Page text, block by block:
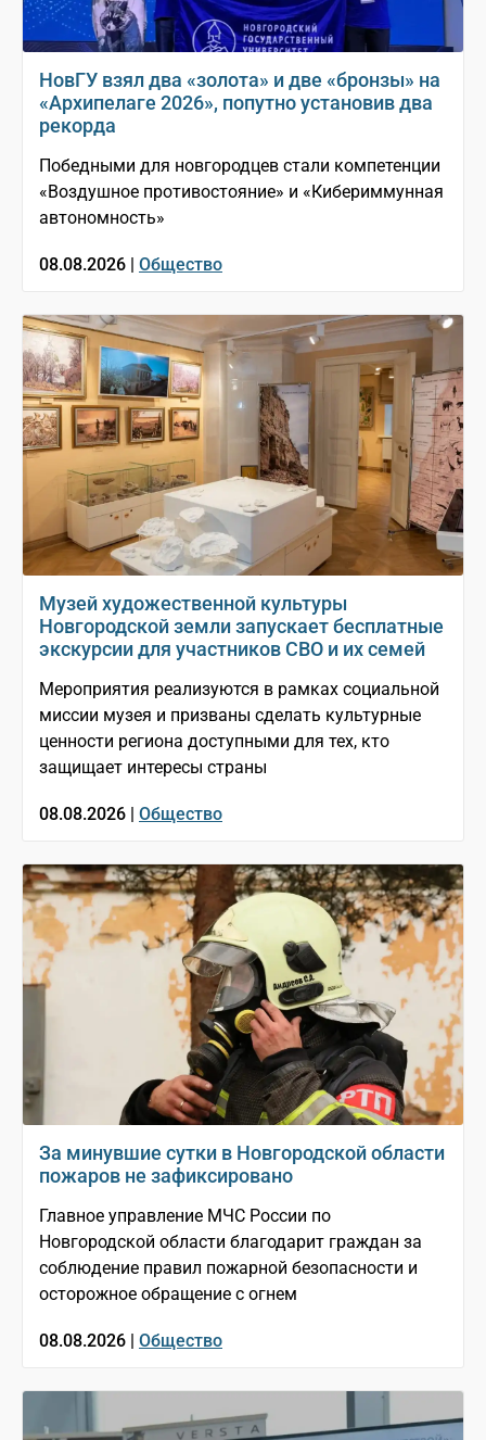
НовГУ взял два «золота» и две «бронзы» на
«Архипелаге 2026», попутно установив два
рекорда
Победными для новгородцев стали компетенции
«Воздушное противостояние» и «Кибериммунная
автономность»
08.08.2026 | Общество
Музей художественной культуры
Новгородской земли запускает бесплатные
экскурсии для участников СВО и их семей
Мероприятия реализуются в рамках социальной
миссии музея и призваны сделать культурные
ценности региона доступными для тех, кто
защищает интересы страны
08.08.2026 | Общество
За минувшие сутки в Новгородской области
пожаров не зафиксировано
Главное управление МЧС России по
Новгородской области благодарит граждан за
соблюдение правил пожарной безопасности и
осторожное обращение с огнем
08.08.2026 | Общество